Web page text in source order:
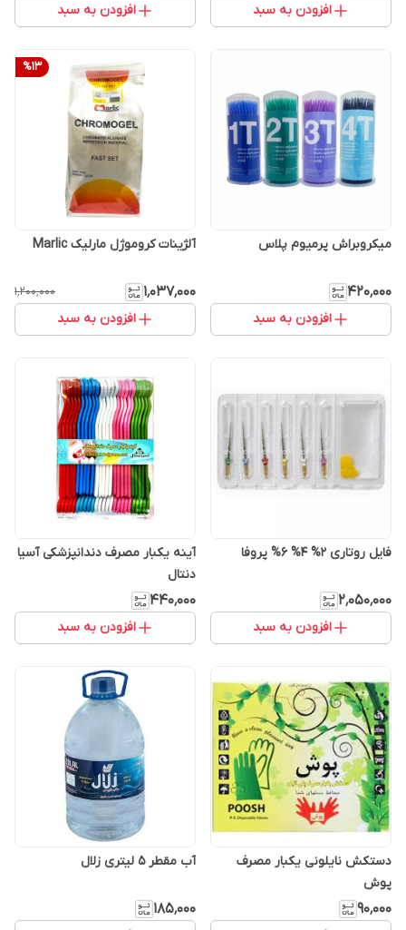
افزودن به سبد افزودن به سبد
میکروبراش پرمیوم پلاس
۴۲۰٬۰۰۰
افزودن به سبد
%13
آلژینات کروموژل مارلیک Marlic
۱٬۰۳۷٬۰۰۰ ۱٬۲۰۰٬۰۰۰
افزودن به سبد
فایل روتاری 2% 4% 6% پروفا
۲٬۰۵۰٬۰۰۰
افزودن به سبد
آینه یکبار مصرف دندانپزشکی آسیا
دنتال
۴۴۰٬۰۰۰
افزودن به سبد
دستکش نایلونی یکبار مصرف
پوش
۹۰٬۰۰۰
آب مقطر 5 لیتری زلال
۱۸۵٬۰۰۰